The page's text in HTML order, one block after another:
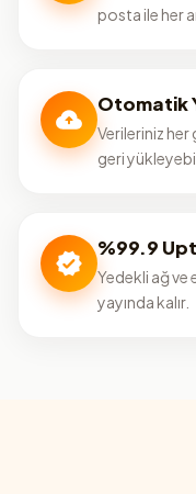
posta ile her
Otomatik
Verileriniz
geri
%99.9
Yedekli ağ ve
yayında kalır.